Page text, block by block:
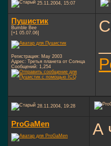
25.11.2004, 15:07
Пушистик
Bumble Bee
[+1 05.07.06]
Регистрация: May 2003
Адрес: Третья планета от Солнца
Сообщений: 1,254
28.11.2004, 19:28
ProGaMen
А